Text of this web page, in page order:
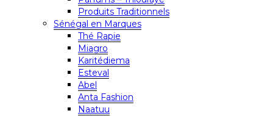
Produits Traditionnels
Sénégal en Marques
Thé Rapie
Miagro
Karitédiema
Esteval
Abel
Anta Fashion
Naatuu